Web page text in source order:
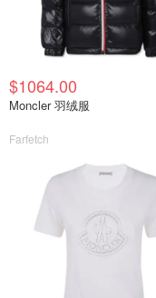
$1064.00
Moncler 羽绒服
Farfetch